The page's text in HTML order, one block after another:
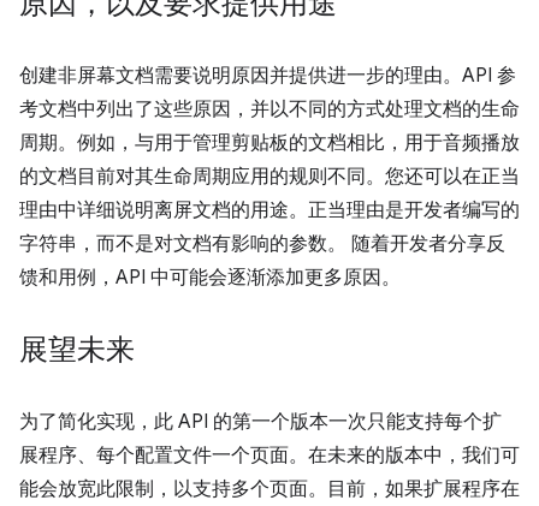
创建非屏幕文档需要说明原因并提供进一步的理由。API 参
考文档中列出了这些原因，并以不同的方式处理文档的生命
周期。例如，与用于管理剪贴板的文档相比，用于音频播放
的文档目前对其生命周期应用的规则不同。您还可以在正当
理由中详细说明离屏文档的用途。正当理由是开发者编写的
字符串，而不是对文档有影响的参数。 随着开发者分享反
馈和用例，API 中可能会逐渐添加更多原因。
展望未来
为了简化实现，此 API 的第一个版本一次只能支持每个扩
展程序、每个配置文件一个页面。在未来的版本中，我们可
能会放宽此限制，以支持多个页面。目前，如果扩展程序在